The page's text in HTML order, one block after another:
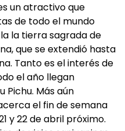
un atractivo que
de todo el mundo
la tierra sagrada de
que se extendió hasta
Tanto es el interés de
el año llegan
Pichu. Más aún
el fin de semana
y 22 de abril próximo.